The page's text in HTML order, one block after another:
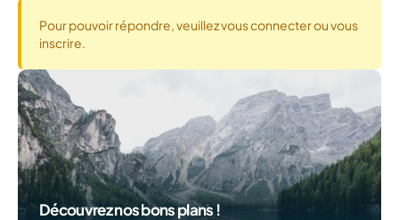
Pour pouvoir répondre, veuillez vous connecter ou vous
inscrire.
Découvrez nos bons plans !